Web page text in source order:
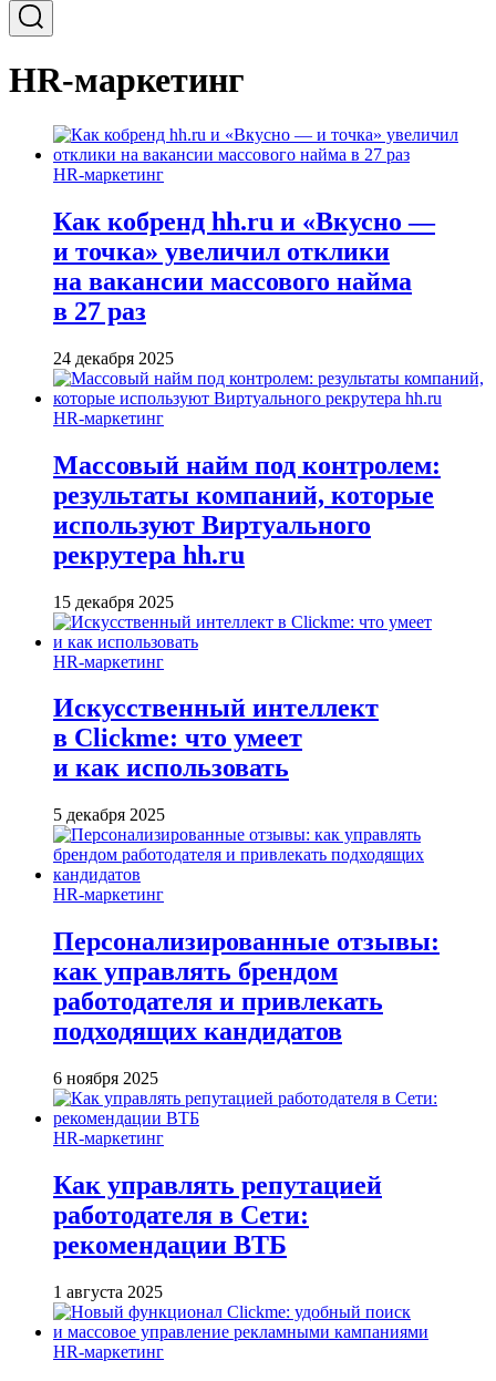
HR-маркетинг
HR-маркетинг
Как кобренд hh.ru и «Вкусно —
и точка» увеличил отклики
на вакансии массового найма
в 27 раз
24 декабря 2025
HR-маркетинг
Массовый найм под контролем:
результаты компаний, которые
используют Виртуального
рекрутера hh.ru
15 декабря 2025
HR-маркетинг
Искусственный интеллект
в Clickme: что умеет
и как использовать
5 декабря 2025
HR-маркетинг
Персонализированные отзывы:
как управлять брендом
работодателя и привлекать
подходящих кандидатов
6 ноября 2025
HR-маркетинг
Как управлять репутацией
работодателя в Сети:
рекомендации ВТБ
1 августа 2025
HR-маркетинг